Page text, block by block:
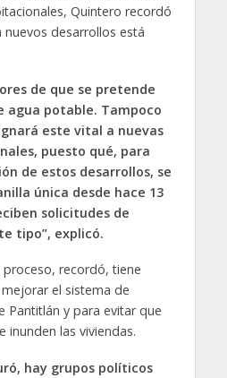
Quintero recordó
desarrollos está
de que se pretende
agua potable. Tampoco
este vital a nuevas
puesto qué, para
de estos desarrollos, se
única desde hace 13
solicitudes de
tipo”, explicó.
recordó, tiene
el sistema de
Pantitlán y para evitar que
inunden las viviendas.
hay grupos políticos